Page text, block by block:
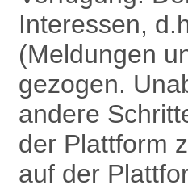
Interessen,
(Meldungen
gezogen.
andere
der Plattform
auf der